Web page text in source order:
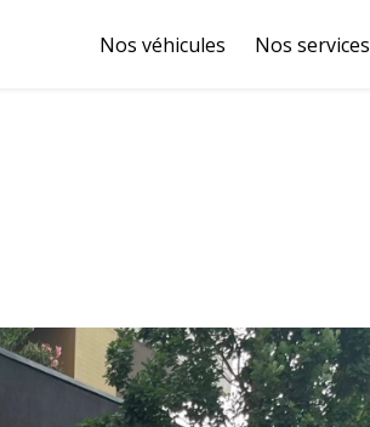
Nos véhicules Nos services